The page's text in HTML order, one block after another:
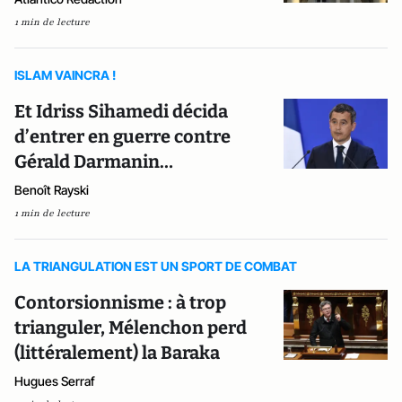
1 min de lecture
ISLAM VAINCRA !
Et Idriss Sihamedi décida
d’entrer en guerre contre
Gérald Darmanin…
Benoît Rayski
1 min de lecture
LA TRIANGULATION EST UN SPORT DE COMBAT
Contorsionnisme : à trop
trianguler, Mélenchon perd
(littéralement) la Baraka
Hugues Serraf